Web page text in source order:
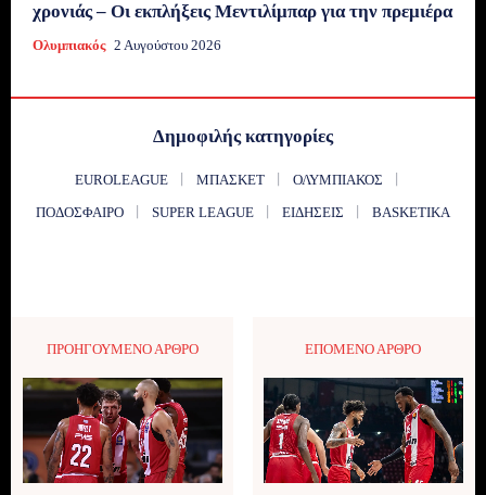
χρονιάς – Οι εκπλήξεις Μεντιλίμπαρ για την πρεμιέρα
Ολυμπιακός 2 Αυγούστου 2026
Δημοφιλής κατηγορίες
EUROLEAGUE ΜΠΆΣΚΕΤ
ΟΛΥΜΠΙΑΚΌΣ
ΠΟΔΌΣΦΑΙΡΟ
SUPER LEAGUE ΕΙΔΉΣΕΙΣ BASKETIKA
ΠΡΟΗΓΟΎΜΕΝΟ ΆΡΘΡΟ ΕΠΌΜΕΝΟ ΆΡΘΡΟ